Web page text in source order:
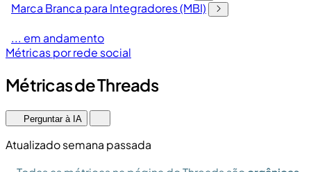
Marca Branca para Integradores (MBI)
... em andamento
Métricas por rede social
Métricas de Threads
Perguntar à IA
Atualizado semana passada